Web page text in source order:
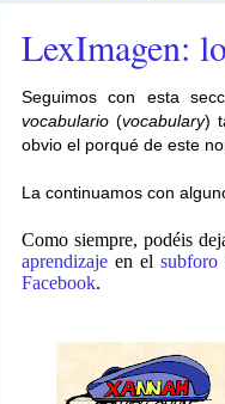
LexImagen:
Seguimos con esta
vocabulario (vocabulary)
obvio el porqué de este
La continuamos con
Como siempre, podéis
aprendizaje en el subforo
Facebook.